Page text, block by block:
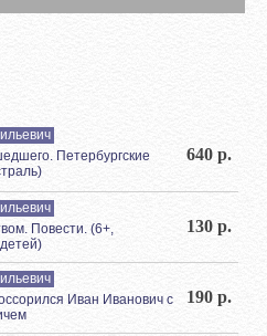
Петербургские
640 р.
Повести. (6+,
130 р.
Иван Иванович с
190 р.